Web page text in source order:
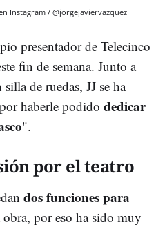
Instagram / @jorgejaviervazquez
presentador de Telecinco
fin de semana. Junto a
de ruedas, JJ se ha
haberle podido dedicar
".
por el teatro
dos funciones para
obra, por eso ha sido muy